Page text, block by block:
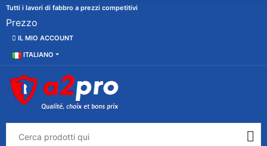
Tutti i lavori di fabbro a prezzi competitivi
Prezzo
IL MIO ACCOUNT
ITALIANO